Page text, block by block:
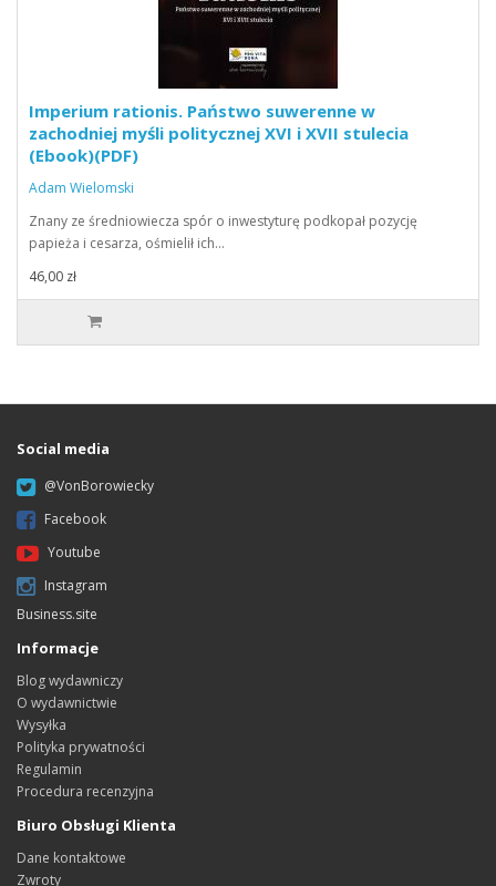
Imperium rationis. Państwo suwerenne w
zachodniej myśli politycznej XVI i XVII stulecia
(Ebook)(PDF)
Adam Wielomski
Znany ze średniowiecza spór o inwestyturę podkopał pozycję
papieża i cesarza, ośmielił ich…
46,00 zł
Social media
@VonBorowiecky
Facebook
Youtube
Instagram
Business.site
Informacje
Blog wydawniczy
O wydawnictwie
Wysyłka
Polityka prywatności
Regulamin
Procedura recenzyjna
Biuro Obsługi Klienta
Dane kontaktowe
Zwroty